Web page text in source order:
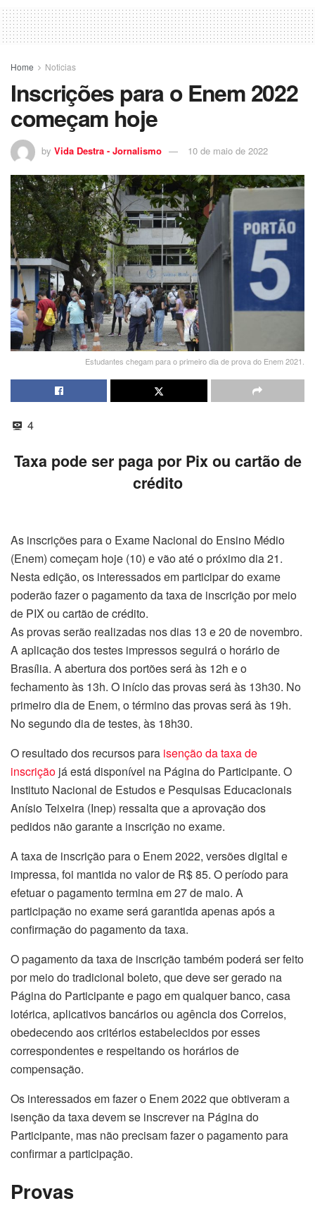
Home Noticias
Inscrições para o Enem 2022
começam hoje
by Vida Destra - Jornalismo 10 de maio de 2022
Estudantes chegam para o primeiro dia de prova do Enem 2021.
4
Taxa pode ser paga por Pix ou cartão de
crédito
As inscrições para o Exame Nacional do Ensino Médio
(Enem) começam hoje (10) e vão até o próximo dia21.
Nesta edição, os interessados em participar do exame
poderão fazer o pagamento da taxa de inscrição por meio
de PIX ou cartão de crédito.
As provas serão realizadas nos dias 13 e20 de novembro.
A aplicação dos testes impressos seguirá o horário de
Brasília. A abertura dos portões será às 12h e o
fechamento às 13h. O início das provas será às 13h30. No
primeiro dia de Enem, o término das provas será às 19h.
No segundo dia de testes, às 18h30.
O resultado dos recursos para isenção da taxa de
inscrição já está disponível na Página do Participante. O
Instituto Nacional de Estudos e Pesquisas Educacionais
Anísio Teixeira (Inep) ressalta que a aprovação dos
pedidos não garante a inscrição no exame.
A taxa de inscrição para o Enem 2022, versões digital e
impressa, foi mantida no valor de R$ 85. O período para
efetuar o pagamento termina em27 de maio. A
participação no exame será garantida apenas após a
confirmação do pagamento da taxa.
O pagamento da taxa de inscrição também poderá ser feito
por meio do tradicional boleto, que deve ser gerado na
Página do Participante e pago em qualquer banco, casa
lotérica, aplicativos bancários ou agência dos Correios,
obedecendo aos critérios estabelecidos por esses
correspondentes e respeitando os horários de
compensação.
Os interessados em fazer o Enem 2022 que obtiveram a
isenção da taxa devem se inscrever na Página do
Participante, mas não precisam fazer o pagamento para
confirmar a participação.
Provas